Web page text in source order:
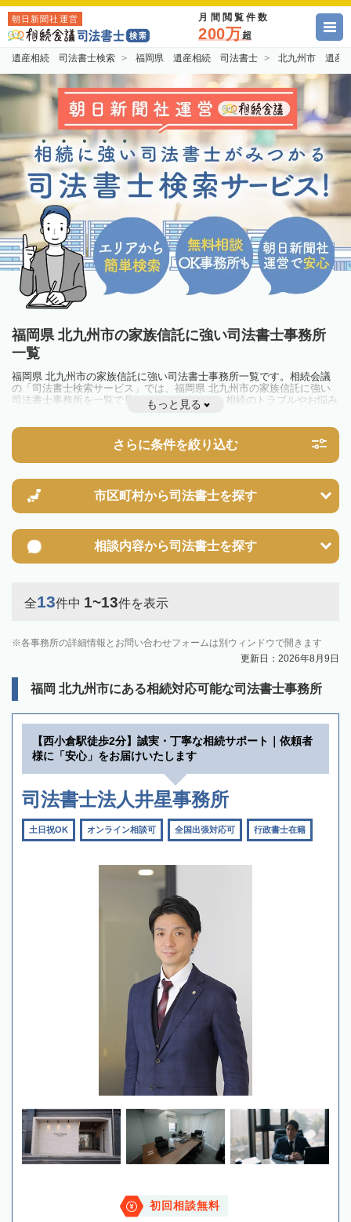
朝日新聞社運営 月間閲覧件数
200万超
遺産相続 司法書士検索 福岡県 遺産相続 司法書士 北九州市 遺産
福岡県 北九州市の家族信託に強い司法書士事務所
一覧
福岡県 北九州市の家族信託に強い司法書士事務所一覧です。相続会議
の「司法書士検索サービス」では、福岡県 北九州市の家族信託に強い
司法書士事務所を一覧で見ることが出来ます。相続のトラブルやお悩み
を抱えている方は一度近隣の司法書士に相談してみましょう。
もっと見る
さらに条件を絞り込む
市区町村から司法書士を探す
相談内容から司法書士を探す
全13件中 1~13件を表示
各事務所の詳細情報とお問い合わせフォームは別ウィンドウで開きます
更新日：2026年8月9日
福岡 北九州市にある相続対応可能な司法書士事務所
【西小倉駅徒歩2分】誠実・丁寧な相続サポート｜依頼者
様に「安心」をお届けいたします
司法書士法人井星事務所
土日祝OK オンライン相談可 全国出張対応可 行政書士在籍
初回相談無料